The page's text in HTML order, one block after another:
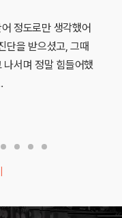
아이를 갖게 되는 순간
단 하나의 소원을 빌게
해주세요.” 제 조카와